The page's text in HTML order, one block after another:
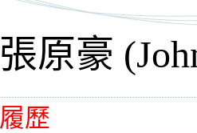
張原豪
履歷